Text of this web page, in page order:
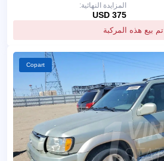
تم بيع هذه المركبة
المزايدة النهائية:
375 USD
Copart